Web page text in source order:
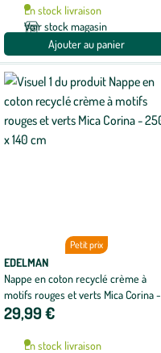
En stock livraison
Voir stock magasin
Ajouter au panier
Petit prix
EDELMAN
Nappe en coton recyclé crème à
motifs rouges et verts Mica Corina -
250 x 140 cm
29,99 €
En stock livraison